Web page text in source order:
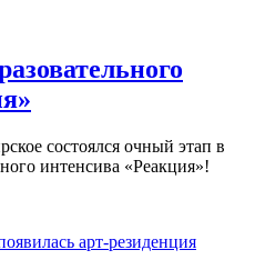
состоялся очный этап в
интенсива «Реакция»!